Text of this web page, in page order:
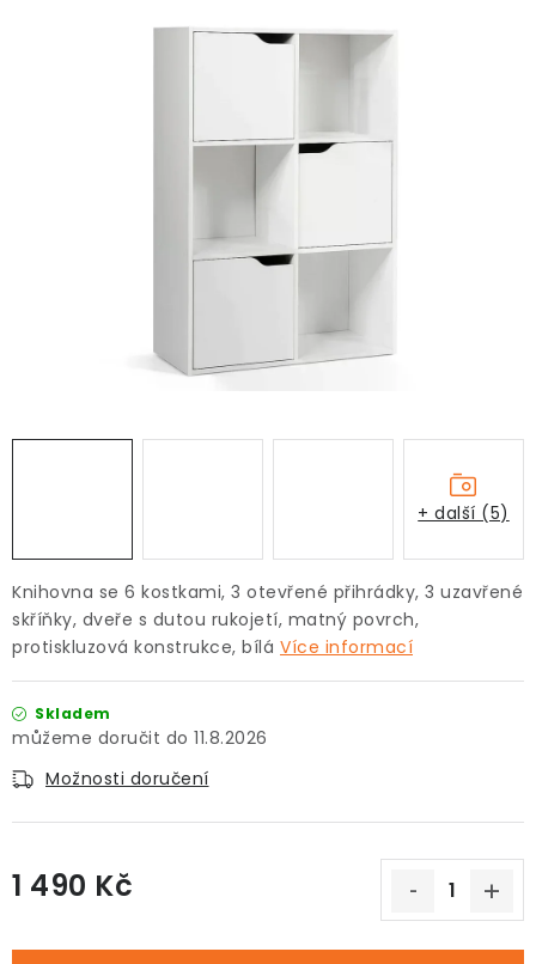
Knihovna se 6 kostkami, 3 otevřené přihrádky, 3 uzavřené
skříňky, dveře s dutou rukojetí, matný povrch,
protiskluzová konstrukce, bílá Více informací
Skladem
11.8.2026
Možnosti doručení
1 490 Kč
+ další (5)